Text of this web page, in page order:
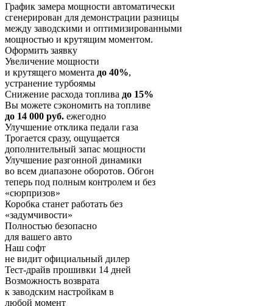
График замера мощности автоматически
сгенерирован для демонстрации разницы
между заводскими и оптимизированными
мощностью и крутящим моментом.
Оформить заявку
Увеличение мощности
и крутящего момента до 40%,
устранение турбоямы
Снижение расхода топлива до 15%
Вы можете сэкономить на топливе
до 14 000 руб. ежегодно
Улучшение отклика педали газа
Трогается сразу, ощущается
дополнительный запас мощности
Улучшение разгонной динамики
во всем диапазоне оборотов. Обгон
теперь под полным контролем и без
«сюрпризов»
Коробка станет работать без
«задумчивости»
Полностью безопасно
для вашего авто
Наш софт
не видит официальный дилер
Тест-драйв прошивки 14 дней
Возможность возврата
к заводским настройкам в
любой момент